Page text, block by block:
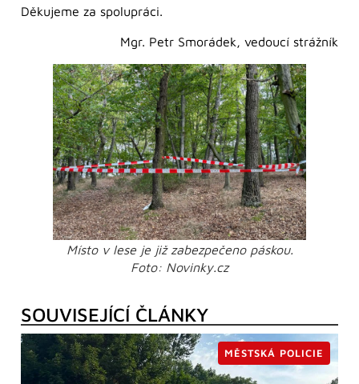
Děkujeme za spolupráci.
Mgr. Petr Smorádek, vedoucí strážník
Místo v lese je již zabezpečeno páskou.
Foto: Novinky.cz
SOUVISEJÍCÍ ČLÁNKY
MĚSTSKÁ POLICIE